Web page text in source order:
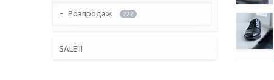
Розпродаж 222
SALE!!!